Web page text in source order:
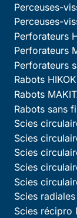
Perceuses-
Perceuses-
Perforateurs
Perforateurs
Perforateurs
Rabots
Rabots
Rabots sans
Scies
Scies
Scies
Scies
Scies
Scies
Scies récipro